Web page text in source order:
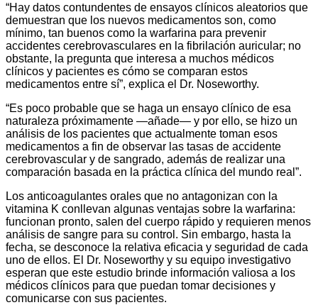
“Hay datos contundentes de ensayos clínicos aleatorios que
demuestran que los nuevos medicamentos son, como
mínimo, tan buenos como la warfarina para prevenir
accidentes cerebrovasculares en la fibrilación auricular; no
obstante, la pregunta que interesa a muchos médicos
clínicos y pacientes es cómo se comparan estos
medicamentos entre sí”, explica el Dr. Noseworthy.
“Es poco probable que se haga un ensayo clínico de esa
naturaleza próximamente —añade— y por ello, se hizo un
análisis de los pacientes que actualmente toman esos
medicamentos a fin de observar las tasas de accidente
cerebrovascular y de sangrado, además de realizar una
comparación basada en la práctica clínica del mundo real”.
Los anticoagulantes orales que no antagonizan con la
vitamina K conllevan algunas ventajas sobre la warfarina:
funcionan pronto, salen del cuerpo rápido y requieren menos
análisis de sangre para su control. Sin embargo, hasta la
fecha, se desconoce la relativa eficacia y seguridad de cada
uno de ellos. El Dr. Noseworthy y su equipo investigativo
esperan que este estudio brinde información valiosa a los
médicos clínicos para que puedan tomar decisiones y
comunicarse con sus pacientes.